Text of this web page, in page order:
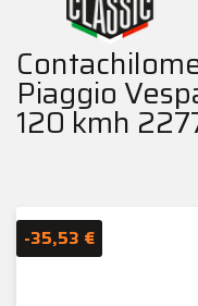
Piaggio
120 kmh
-35,53 €